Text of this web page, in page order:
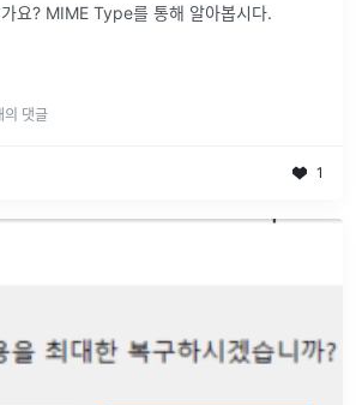
요? MIME Type를 통해 알아봅시다.
의 댓글
1